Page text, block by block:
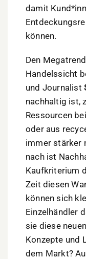
damit
können.
Den
Handelssicht
und Journalist
nachhaltig ist,
Ressourcen
oder aus
immer stärker
nach ist
Kaufkriterium
Zeit diesen
können sich
Einzelhändler
sie diese
Konzepte und
dem Markt?